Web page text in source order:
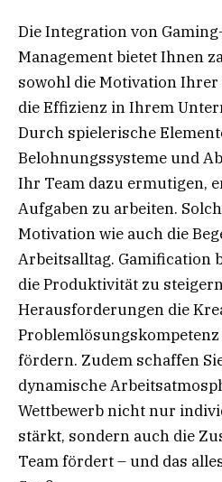
Die Integration von
Management bietet Ihnen
sowohl die Motivation
die Effizienz in Ihrem
Durch spielerische
Belohnungssysteme und
Ihr Team dazu ermutigen,
Aufgaben zu arbeiten.
Motivation wie auch die
Arbeitsalltag. Gamification
die Produktivität zu
Herausforderungen die
fördern. Zudem schaffen
dynamische
Wettbewerb nicht nur
stärkt, sondern auch die
Team fördert – und das